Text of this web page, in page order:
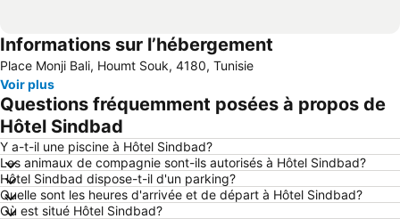
Informations sur l’hébergement
Place Monji Bali, Houmt Souk, 4180, Tunisie
Voir plus
Questions fréquemment posées à propos de
Hôtel Sindbad
Y a-t-il une piscine à Hôtel Sindbad?
Les animaux de compagnie sont-ils autorisés à Hôtel Sindbad?
Hôtel Sindbad dispose-t-il d'un parking?
Quelle sont les heures d'arrivée et de départ à Hôtel Sindbad?
Où est situé Hôtel Sindbad?